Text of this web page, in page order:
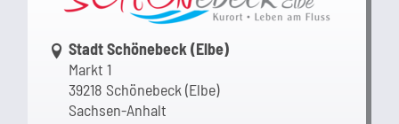
Link zur Google-Maps Navigation
Stadt Schönebeck (Elbe)
Markt 1
39218 Schönebeck (Elbe)
Sachsen-Anhalt